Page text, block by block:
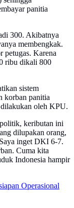
panitia
300. Akibatnya
membengkak.
petugas. Karena
ribu dikali 800
sistem
korban panitia
oleh KPU.
keributan ini
dilupakan orang,
inget DKI 6-7.
Cuma kita
Indonesia hampir
Operasional